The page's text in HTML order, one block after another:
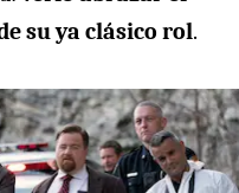
su ya clásico rol.